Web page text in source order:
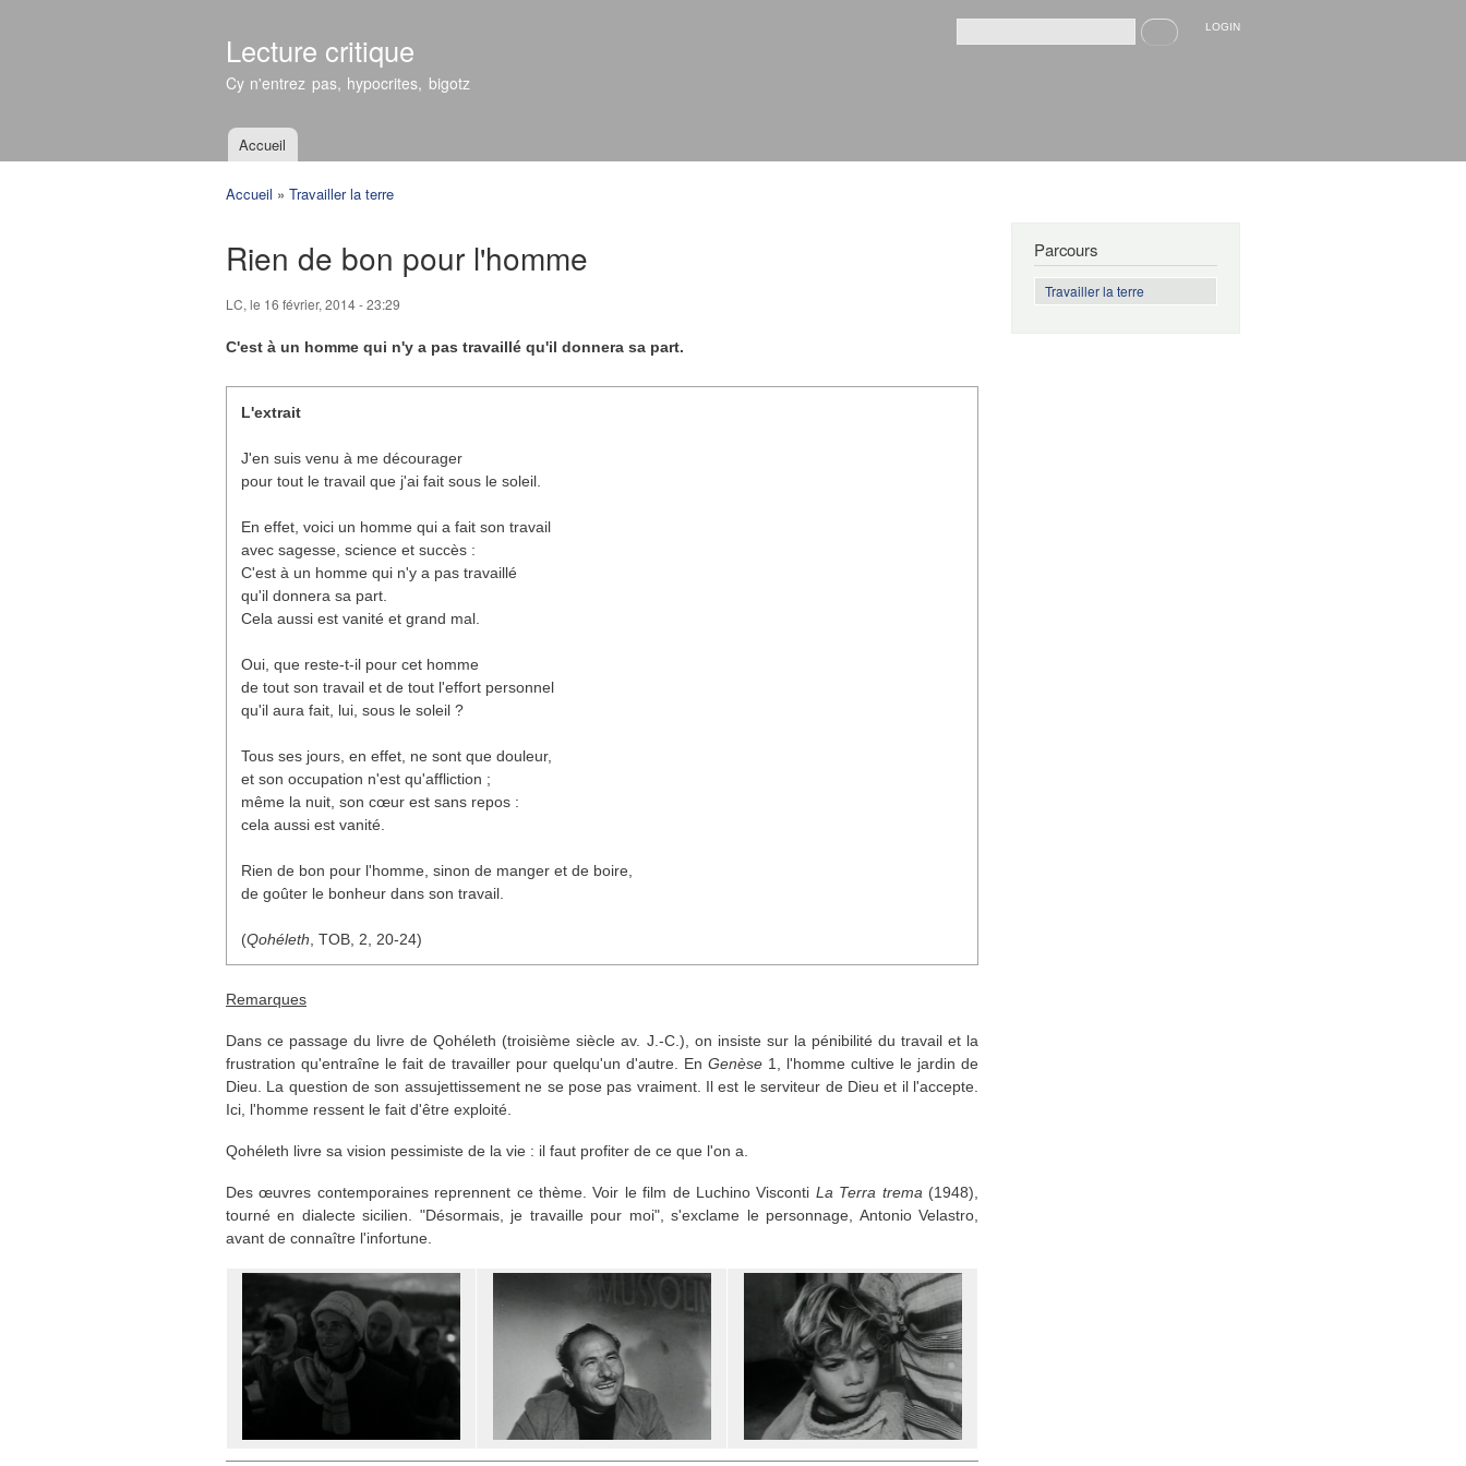
Lecture critique
Cy n'entrez pas, hypocrites, bigotz
Formulaire de recherche
Recherche LOGIN
Menu principal
Accueil
Accueil » Travailler la terre
Rien de bon pour l'homme
LC, le 16 février, 2014 - 23:29
C'est à un homme qui n'y a pas travaillé qu'il donnera sa part.
L'extrait
J'en suis venu à me décourager
pour tout le travail que j'ai fait sous le soleil.
En effet, voici un homme qui a fait son travail
avec sagesse, science et succès :
C'est à un homme qui n'y a pas travaillé
qu'il donnera sa part.
Cela aussi est vanité et grand mal.
Oui, que reste-t-il pour cet homme
de tout son travail et de tout l'effort personnel
qu'il aura fait, lui, sous le soleil ?
Tous ses jours, en effet, ne sont que douleur,
et son occupation n'est qu'affliction ;
même la nuit, son cœur est sans repos :
cela aussi est vanité.
Rien de bon pour l'homme, sinon de manger et de boire,
de goûter le bonheur dans son travail.
(Qohéleth , TOB, 2, 20-24)
Remarques
Dans ce passage du livre de Qohéleth (troisième siècle av. J.-C.), on insiste sur la pénibilité du travail et la
frustration qu'entraîne le fait de travailler pour quelqu'un d'autre. En Genèse 1, l'homme cultive le jardin de
Dieu. La question de son assujettissement ne se pose pas vraiment. Il est le serviteur de Dieu et il l'accepte.
Ici, l'homme ressent le fait d'être exploité.
Qohéleth livre sa vision pessimiste de la vie : il faut profiter de ce que l'on a.
Des œuvres contemporaines reprennent ce thème. Voir le film de Luchino Visconti La Terra trema (1948),
tourné en dialecte sicilien. "Désormais, je travaille pour moi", s'exclame le personnage, Antonio Velastro,
avant de connaître l'infortune.
Parcours
Travailler la terre